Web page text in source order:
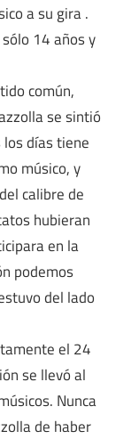
a su gira .
14 años y
común,
se sintió
días tiene
músico, y
calibre de
hubieran
en la
podemos
del lado
el 24
se llevó al
Nunca
de haber